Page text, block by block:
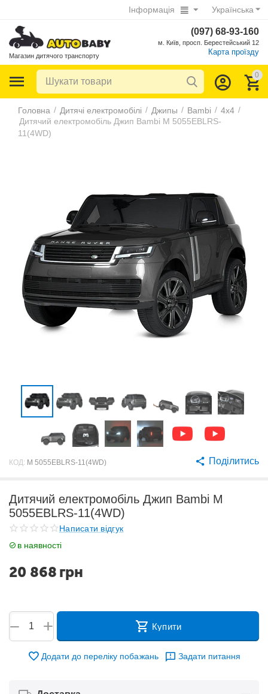
Українська
Інформація
Магазин дитячого транспорту
(097) 68-93-160
м. Київ, просп. Берестейський 12
Карта проїзду
0
Головна / Дитячі електромобілі / Джипы / Bambi / 4х4 /
Дитячий електромобіль Джип Bambi M 5055EBLRS-
11(4WD)
КОД: M 5055EBLRS-11(4WD) Поділитись
Дитячий електромобіль Джип Bambi M
5055EBLRS-11(4WD)
Написати відгук
в наявності
20 868 грн
+
− Купити
Додати до переліку побажань Задати питання